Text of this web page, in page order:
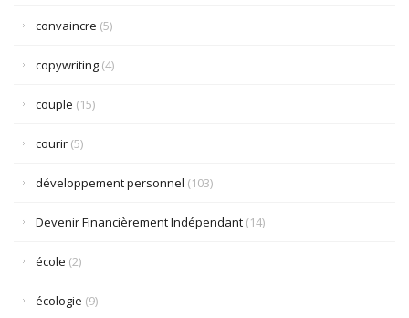
convaincre (5)
copywriting (4)
couple (15)
courir (5)
développement personnel (103)
Devenir Financièrement Indépendant (14)
école (2)
écologie (9)